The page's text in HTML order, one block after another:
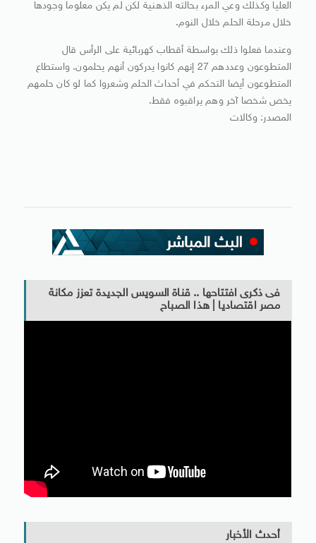
العليا وكذلك وعي المرء بحالته الذهنية لكن لم يكن معلوما وجودها
خلال مرحلة الحلم خلال النوم.
وعندما فعلوا ذلك بواسطة أقطاب كهربائية على الرأس قال
المتطوعون وعددهم 27 إنهم كانوا يدركون أنهم يحلمون. واستطاع
المتطوعون أيضا التحكم في أحداث الحلم وشعروا كما لو كان حلمهم
يخص شخصا آخر وهم يراقبوه فقط.
المصدر: وكالات
فى ذكرى افتتاحها .. قناة السويس الجديدة تعزز مكانة
مصر اقتصاديا | هذا الصباح
أحدث الأخبار